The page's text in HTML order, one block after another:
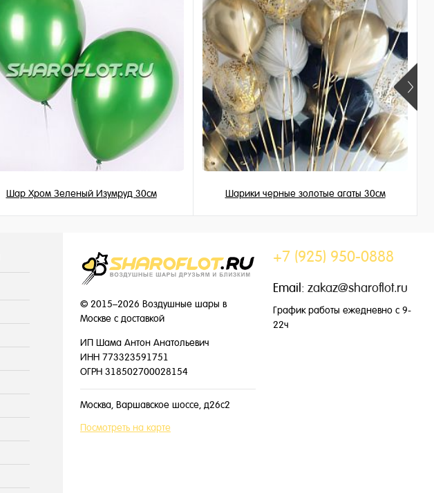
Шар Хром Зеленый Изумруд 30см Шарики черные золотые агаты 30см
© 2015–2026 Воздушные шары в
Москве с доставкой
ИП Шама Антон Анатольевич
ИНН 773323591751
ОГРН 318502700028154
Москва, Варшавское шоссе, д26с2
Посмотреть на карте
+7 (925) 950-0888
Email: zakaz@sharoflot.ru
График работы ежедневно с 9-
22ч